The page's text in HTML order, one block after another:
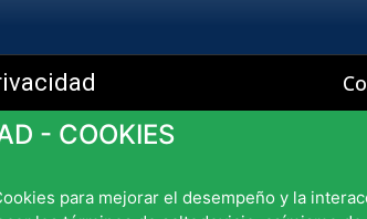
- COOKIES
para mejorar el desempeño y la